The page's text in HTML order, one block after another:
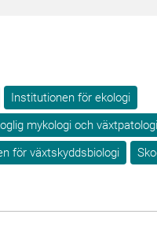
Institutionen för ekologi
mykologi och växtpatologi
för växtskyddsbiologi